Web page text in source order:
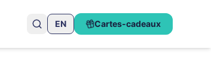
EN Cartes-cadeaux